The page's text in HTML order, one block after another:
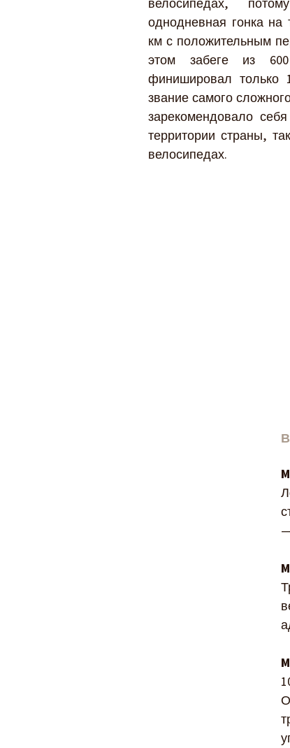
велосипедах,
однодневная гонка на
км с положительным
этом забеге из
финишировал только
звание самого
зарекомендовало
территории страны,
велосипедах.